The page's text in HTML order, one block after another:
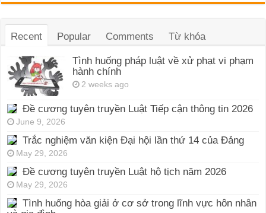
Recent Popular Comments Từ khóa
Tình huống pháp luật về xử phạt vi phạm
hành chính
2 weeks ago
Đề cương tuyên truyền Luật Tiếp cận thông tin 2026
June 9, 2026
Trắc nghiệm văn kiện Đại hội lần thứ 14 của Đảng
May 29, 2026
Đề cương tuyên truyền Luật hộ tịch năm 2026
May 29, 2026
Tình huống hòa giải ở cơ sở trong lĩnh vực hôn nhân